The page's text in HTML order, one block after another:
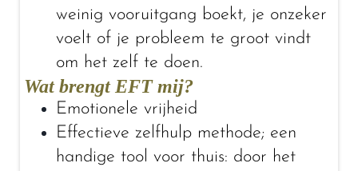
weinig vooruitgang boekt, je onzeker
voelt of je probleem te groot vindt
om het zelf te doen.
Wat brengt EFT mij?
Emotionele vrijheid
Effectieve zelfhulp methode; een
handige tool voor thuis: door het